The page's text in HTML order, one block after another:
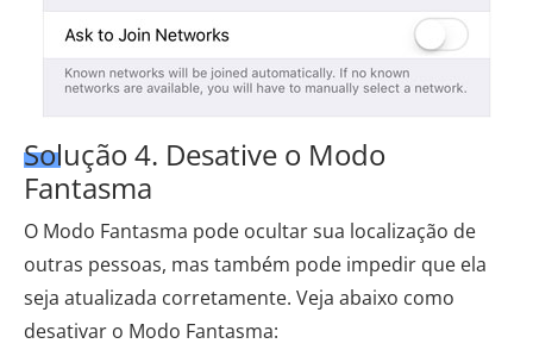
Solução 4. Desative o Modo
Fantasma
O Modo Fantasma pode ocultar sua localização de
outras pessoas, mas também pode impedir que ela
seja atualizada corretamente. Veja abaixo como
desativar o Modo Fantasma: